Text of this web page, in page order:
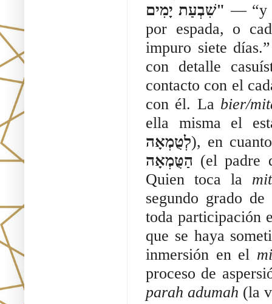
שִׁבְעַת יָמִים" — “y
por espada, o
impuro siete
con detalle
contacto con el
con él. La bier/
ella misma el
לְטֻמְאָה), en
הַטֻּמְאָה (el padre
Quien toca la
segundo grado
toda participación
que se haya
inmersión en el
parah adumah (la